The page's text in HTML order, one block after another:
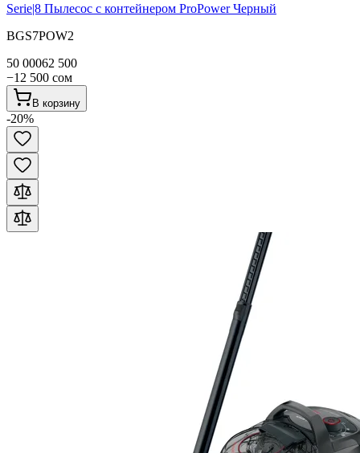
Serie|8 Пылесос с контейнером ProPower Черный
BGS7POW2
50 00062 500
−12 500 сом
В корзину
-20%